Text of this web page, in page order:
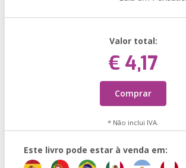
Valor total:
€ 4,17
Comprar
* Não inclui IVA.
Este livro pode estar à venda em: